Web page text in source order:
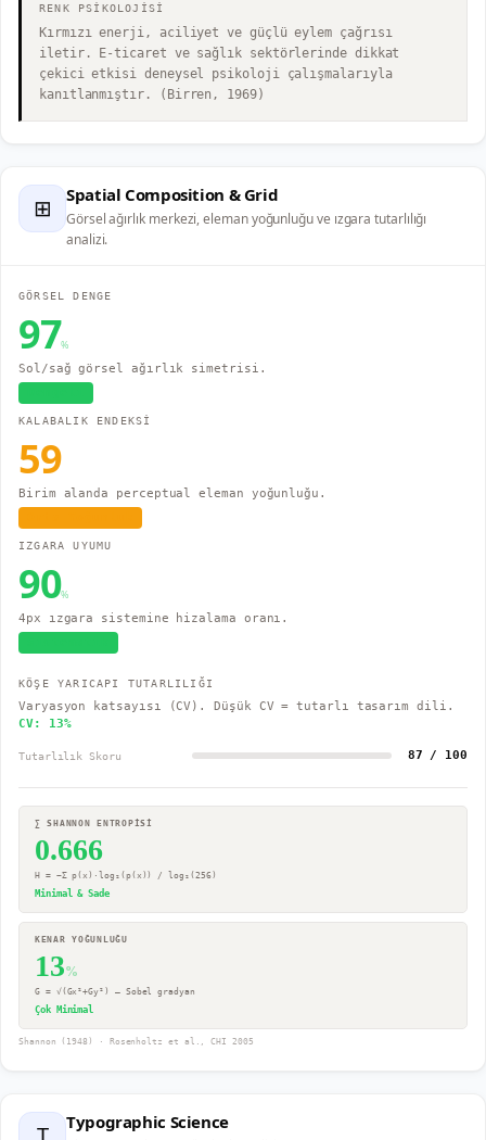
RENK PSİKOLOJİSİ
Kırmızı enerji, aciliyet ve güçlü eylem çağrısı
iletir. E-ticaret ve sağlık sektörlerinde dikkat
çekici etkisi deneysel psikoloji çalışmalarıyla
kanıtlanmıştır. (Birren, 1969)
⊞ Spatial Composition & Grid
Görsel ağırlık merkezi, eleman yoğunluğu ve ızgara tutarlılığı
analizi.
GÖRSEL DENGE
97%
Sol/sağ görsel ağırlık simetrisi.
KALABALIK ENDEKSİ
59
Birim alanda perceptual eleman yoğunluğu.
IZGARA UYUMU
90%
4px ızgara sistemine hizalama oranı.
KÖŞE YARICAPI TUTARLILIĞI
Varyasyon katsayısı (CV). Düşük CV = tutarlı tasarım dili.
CV: 13%
Tutarlılık Skoru 87 / 100
∑ SHANNON ENTROPİSİ
0.666
H = −Σ p(x)·log₂(p(x)) / log₂(256)
Minimal & Sade
KENAR YOĞUNLUĞU
13%
G = √(Gx²+Gy²) — Sobel gradyan
Çok Minimal
Shannon (1948) · Rosenholtz et al., CHI 2005
Typographic Science